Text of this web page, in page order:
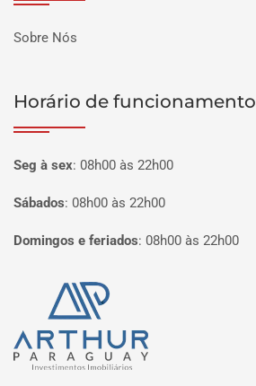
Sobre Nós
Horário de funcionamento
Seg à sex: 08h00 às 22h00
Sábados: 08h00 às 22h00
Domingos e feriados: 08h00 às 22h00
Página inicial